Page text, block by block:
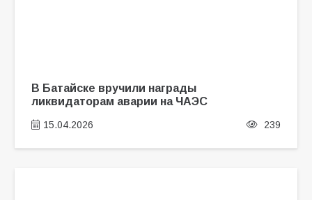
В Батайске вручили награды
ликвидаторам аварии на ЧАЭС
15.04.2026 239